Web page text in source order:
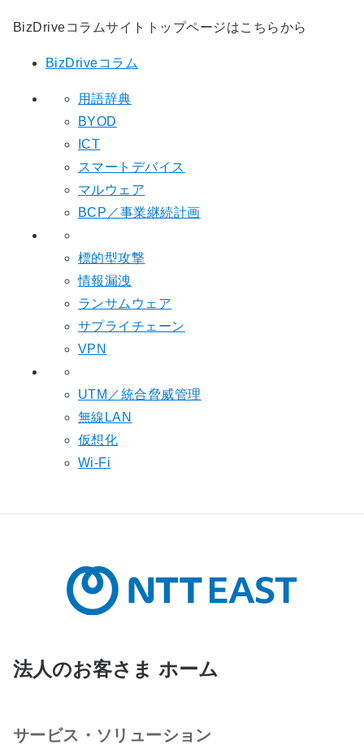
BizDriveコラムサイトトップページはこちらから
BizDriveコラム
用語辞典
BYOD
ICT
スマートデバイス
マルウェア
BCP／事業継続計画
標的型攻撃
情報漏洩
ランサムウェア
サプライチェーン
VPN
UTM／統合脅威管理
無線LAN
仮想化
Wi-Fi
法人のお客さま ホーム
サービス・ソリューション